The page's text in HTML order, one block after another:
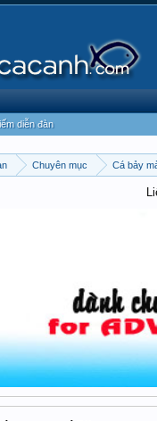
Chuyên mục Cá bảy
diễn đàn